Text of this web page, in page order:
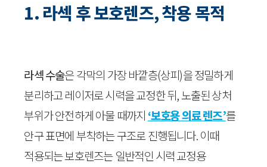
1. 라섹 후 보호렌즈, 착용 목적
라섹 수술은 각막의 가장 바깥층(상피)을 정밀하게
분리하고 레이저로 시력을 교정한 뒤, 노출된 상처
부위가 안전하게 아물 때까지 ‘보호용 의료 렌즈’를
안구 표면에 부착하는 구조로 진행됩니다. 이때
적용되는 보호렌즈는 일반적인 시력 교정용